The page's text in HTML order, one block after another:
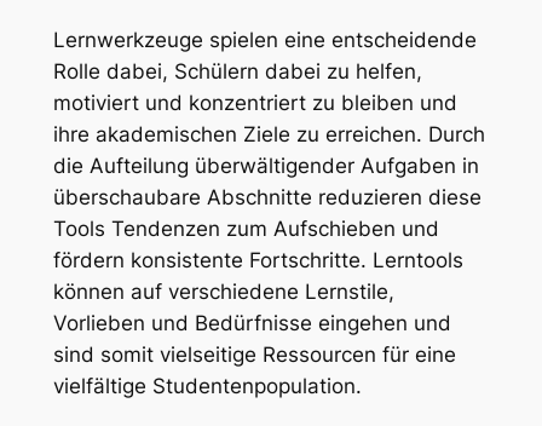
Lernwerkzeuge spielen eine entscheidende
Rolle dabei, Schülern dabei zu helfen,
motiviert und konzentriert zu bleiben und
ihre akademischen Ziele zu erreichen. Durch
die Aufteilung überwältigender Aufgaben in
überschaubare Abschnitte reduzieren diese
Tools Tendenzen zum Aufschieben und
fördern konsistente Fortschritte. Lerntools
können auf verschiedene Lernstile,
Vorlieben und Bedürfnisse eingehen und
sind somit vielseitige Ressourcen für eine
vielfältige Studentenpopulation.